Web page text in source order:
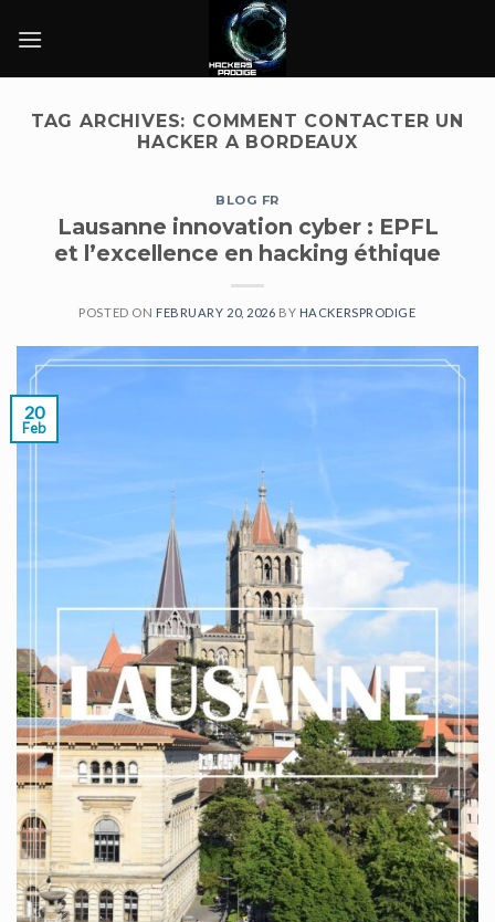
TAG ARCHIVES: COMMENT CONTACTER UN
HACKER A BORDEAUX
BLOG FR
Lausanne innovation cyber : EPFL
et l’excellence en hacking éthique
POSTED ON FEBRUARY 20, 2026 BY HACKERSPRODIGE
20
Feb